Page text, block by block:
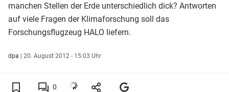
manchen Stellen der Erde unterschiedlich dick? Antworten
auf viele Fragen der Klimaforschung soll das
Forschungsflugzeug HALO liefern.
dpa | 20. August 2012 - 15:03 Uhr
0